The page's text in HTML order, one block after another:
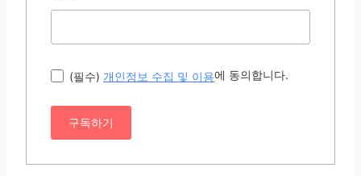
(필수) 개인정보 수집 및 이용에 동의합니다.
구독하기